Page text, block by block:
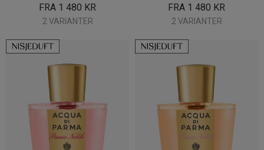
FRA 1 480 KR
2 VARIANTER
FRA 1 480 KR
2 VARIANTER